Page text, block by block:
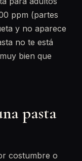
ppm (partes
y no aparece
no te está
bien que
pasta
costumbre o